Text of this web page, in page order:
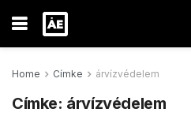
Home Címke árvízvédelem
Címke: árvízvédelem